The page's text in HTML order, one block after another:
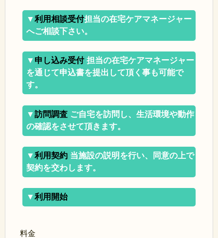
▼利用相談受付担当の在宅ケアマネージャー
へご相談下さい。
▼ 申し込み受付担当の在宅ケアマネージャー
を通じて申込書を提出して頂く事も可能で
す。
▼訪問調査 ご自宅を訪問し、生活環境や動作
の確認をさせて頂きます。
▼利用契約 当施設の説明を行い、同意の上で
契約を交わします。
▼利用開始
料金